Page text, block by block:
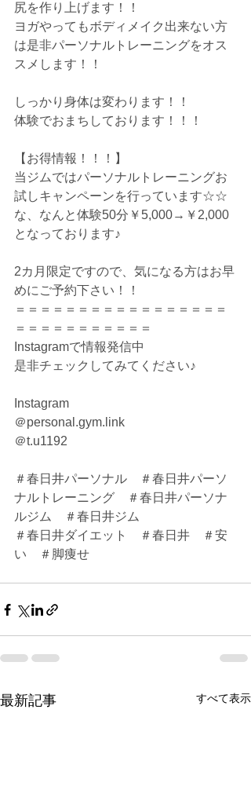
尻を作り上げます！！
ヨガやってもボディメイク出来ない方
は是非パーソナルトレーニングをオス
スメします！！
しっかり身体は変わります！！
体験でおまちしております！！！
【お得情報！！！】
当ジムではパーソナルトレーニングお
試しキャンペーンを行っています☆☆
な、なんと体験50分￥5,000→￥2,000
となっております♪
2カ月限定ですので、気になる方はお早
めにご予約下さい！！
＝＝＝＝＝＝＝＝＝＝＝＝＝＝＝＝＝
＝＝＝＝＝＝＝＝＝＝＝
Instagramで情報発信中
是非チェックしてみてください♪
Instagram
＠personal.gym.link
＠t.u1192
＃春日井パーソナル　＃春日井パーソ
ナルトレーニング　＃春日井パーソナ
ルジム　＃春日井ジム
＃春日井ダイエット　＃春日井　＃安
い　＃脚痩せ
最新記事 すべて表示